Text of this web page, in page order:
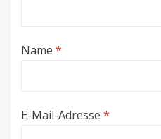
Name *
E-Mail-Adresse *